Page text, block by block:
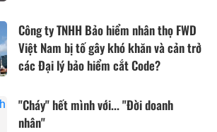
Công ty TNHH Bảo hiểm nhân thọ FWD
Việt Nam bị tố gây khó khăn và cản trở
các Đại lý bảo hiểm cắt Code?
"Cháy" hết mình với... "Đời doanh
nhân"